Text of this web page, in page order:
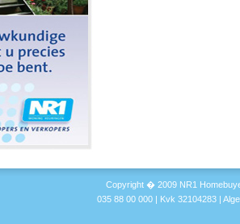
Copyright � 2009 NR1
035 88 00 000 | Kvk 32104283 |